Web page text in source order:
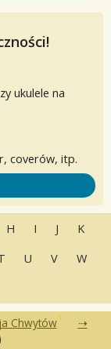
ukulele na
coverów, itp.
H I J
K
U V
W
Chwytów